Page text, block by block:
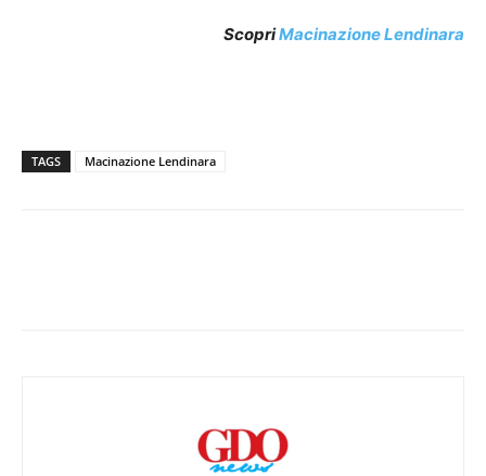
ScopriMacinazione Lendinara
TAGS Macinazione Lendinara